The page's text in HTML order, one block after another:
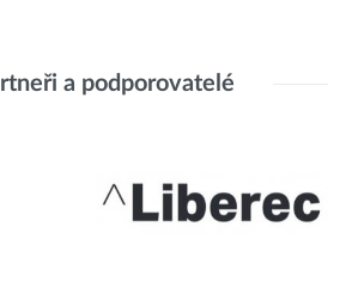
a podporovatelé